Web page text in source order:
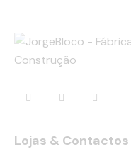
Lojas & Contactos